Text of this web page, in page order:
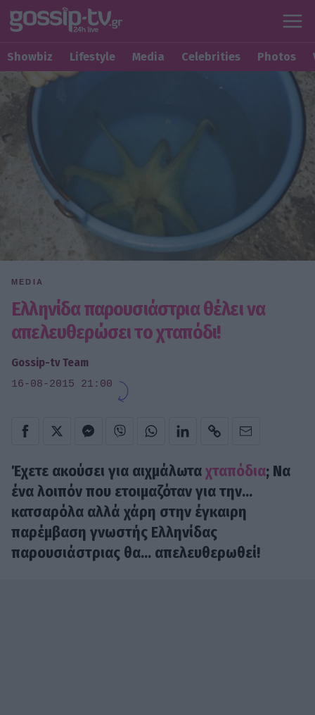
Showbiz Lifestyle Media Celebrities Photos
MEDIA
Ελληνίδα παρουσιάστρια θέλει να
απελευθερώσει το χταπόδι!
Gossip-tv Team
16-08-2015 21:00
Έχετε ακούσει για αιχμάλωταχταπόδια; Να
ένα λοιπόν που ετοιμαζόταν για την...
κατσαρόλα αλλά χάρη στην έγκαιρη
παρέμβαση γνωστής Ελληνίδας
παρουσιάστριας θα... απελευθερωθεί!